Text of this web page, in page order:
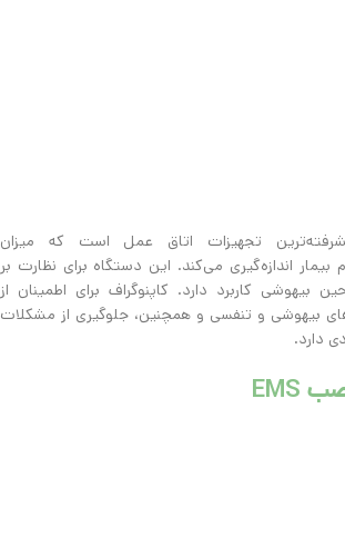
تجهیزات اتاق عمل است که میزان
بیمار اندازه‌گیری می‌کند. این دستگاه برای نظارت بر
بیهوشی کاربرد دارد. کاپنوگراف برای اطمینان از
بیهوشی و تنفسی و همچنین، جلوگیری از مشکلات
دارد.
EMS